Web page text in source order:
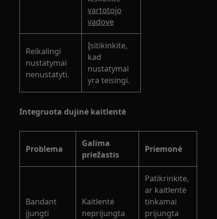
vartotojo
vadove
Reikalingi
nustatymai
nenustatyti.
Įsitikinkite,
kad
nustatymai
yra teisingi.
Integruota dujinė kaitlentė
Problema
Galima
priežastis
Priemonė
Bandant
įjungti
Kaitlentė
neprijungta
Patikrinkite,
ar kaitlentė
tinkamai
prijungta